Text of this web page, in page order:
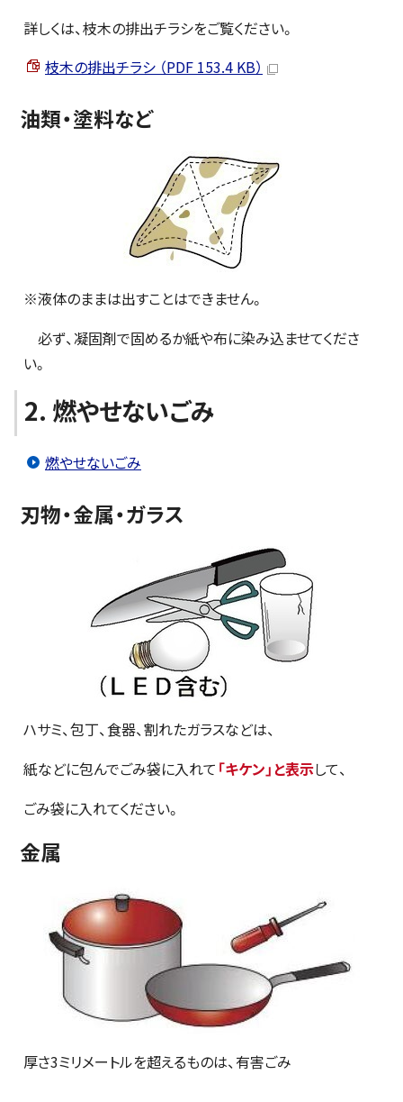
詳しくは、枝木の排出チラシをご覧ください。
枝木の排出チラシ （PDF 153.4 KB）
油類・塗料など
※液体のままは出すことはできません。
必ず、凝固剤で固めるか紙や布に染み込ませてくださ
い。
2. 燃やせないごみ
燃やせないごみ
刃物・金属・ガラス
ハサミ、包丁、食器、割れたガラスなどは、
紙などに包んでごみ袋に入れて 「キケン」と表示して、
ごみ袋に入れてください。
金属
厚さ3ミリメートルを超えるものは、有害ごみ